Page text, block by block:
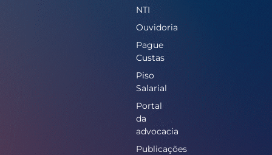
NTI
Ouvidoria
Pague
Custas
Piso
Salarial
Portal
da
advocacia
Publicações